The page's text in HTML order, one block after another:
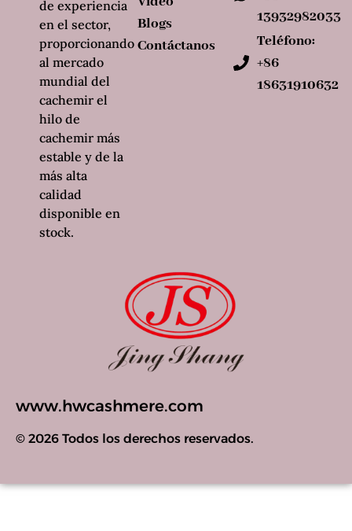
www.hwcashmere.com
© 2026 Todos los derechos reservados.
Blogs
Contáctanos
13932982033
Teléfono:
+86
18631910632
de experiencia
en el sector,
proporcionando
al mercado
mundial del
cachemir el
hilo de
cachemir más
estable y de la
más alta
calidad
disponible en
stock.